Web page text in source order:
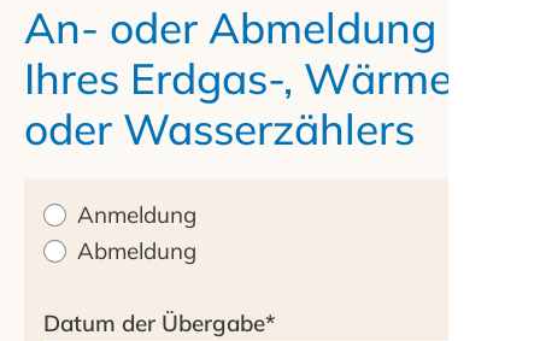
An- oder Abmeldung
Ihres Erdgas-, Wärme-
oder Wasserzählers
Anmeldung
Abmeldung
Datum der Übergabe*